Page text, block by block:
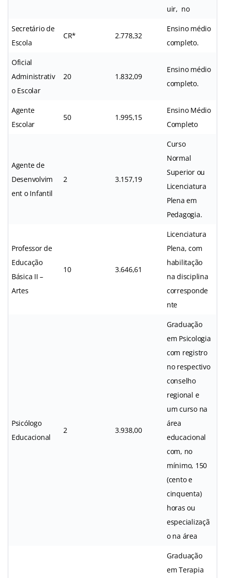
uir, no
Secretário de
Escola
CR* 2.778,32
Ensino médio
completo.
Oficial
Administrativ
o Escolar
20 1.832,09
Ensino médio
completo.
Agente
Escolar
50 1.995,15
Ensino Médio
Completo
Agente de
Desenvolvim
ent o Infantil
2 3.157,19
Curso
Normal
Superior ou
Licenciatura
Plena em
Pedagogia.
Professor de
Educação
Básica II –
Artes
10 3.646,61
Licenciatura
Plena, com
habilitação
na disciplina
corresponde
nte
Psicólogo
Educacional
2 3.938,00
Graduação
em Psicologia
com registro
no respectivo
conselho
regional e
um curso na
área
educacional
com, no
mínimo, 150
(cento e
cinquenta)
horas ou
especializaçã
o na área
Graduação
em Terapia